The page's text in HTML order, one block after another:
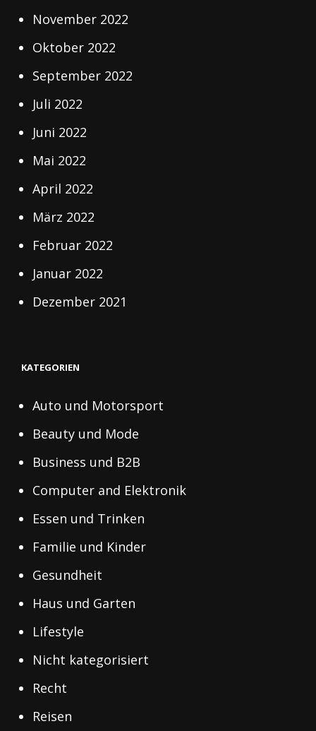
November 2022
Oktober 2022
September 2022
Juli 2022
Juni 2022
Mai 2022
April 2022
März 2022
Februar 2022
Januar 2022
Dezember 2021
KATEGORIEN
Auto und Motorsport
Beauty und Mode
Business und B2B
Computer and Elektronik
Essen und Trinken
Familie und Kinder
Gesundheit
Haus und Garten
Lifestyle
Nicht kategorisiert
Recht
Reisen